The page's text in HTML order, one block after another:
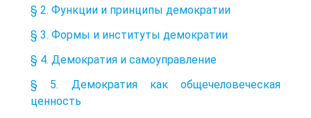
§ 2. Функции и принципы демократии
§ 3. Формы и институты демократии
§ 4. Демократия и самоуправление
§ 5. Демократия как общечеловеческая
ценность